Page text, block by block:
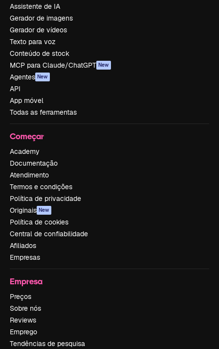
Assistente de IA
Gerador de imagens
Gerador de vídeos
Texto para voz
Conteúdo de stock
MCP para Claude/ChatGPT New
Agentes New
API
App móvel
Todas as ferramentas
Começar
Academy
Documentação
Atendimento
Termos e condições
Política de privacidade
Originais New
Política de cookies
Central de confiabilidade
Afiliados
Empresas
Empresa
Preços
Sobre nós
Reviews
Emprego
Tendências de pesquisa